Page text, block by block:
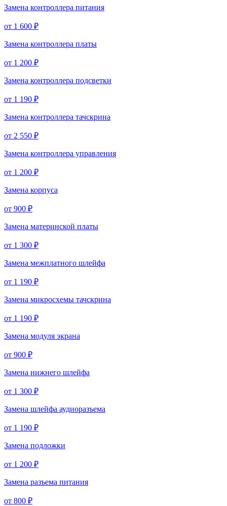
Замена контроллера питания
от 1 600 ₽
Замена контроллера платы
от 1 200 ₽
Замена контроллера подсветки
от 1 190 ₽
Замена контроллера тачскрина
от 2 550 ₽
Замена контроллера управления
от 1 200 ₽
Замена корпуса
от 900 ₽
Замена материнской платы
от 1 300 ₽
Замена межплатного шлейфа
от 1 190 ₽
Замена микросхемы тачскрина
от 1 190 ₽
Замена модуля экрана
от 900 ₽
Замена нижнего шлейфа
от 1 300 ₽
Замена шлейфа аудиоразъема
от 1 190 ₽
Замена подложки
от 1 200 ₽
Замена разъема питания
от 800 ₽